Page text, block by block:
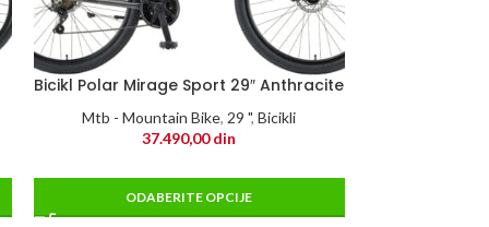
Bicikl Polar Mirage Sport 29″ Anthracite
Mtb - Mountain Bike, 29 ",Bicikli
37.490,00din
ODABERITE OPCIJE